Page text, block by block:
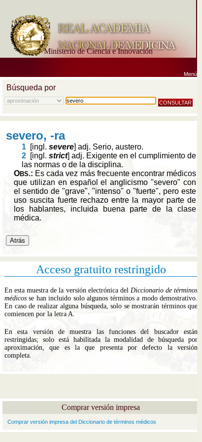
Ministerio de Ciencia e Innovación
Menú
Búsqueda por
Acceso gratuito restringido
En esta muestra de la versión electrónica del Diccionario de términos
médicos se han incluido solo algunos términos a modo demostrativo.
En caso de realizar alguna búsqueda, solo se mostrarán términos que
comiencen por la letra A.
En esta versión de muestra las funciones del buscador están
restringidas; solo está habilitada la modalidad de búsqueda por
aproximación, que es la que presenta por defecto la versión
completa.
Comprar versión impresa
Comprar versión impresa del Diccionario de términos médicos